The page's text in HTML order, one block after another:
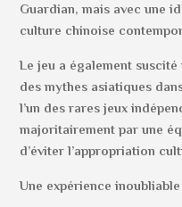
Guardian, mais avec une
culture chinoise
Le jeu a également
des mythes asiatiques
l’un des rares jeux
majoritairement par une
d’éviter l’appropriation
Une expérience inoubliable